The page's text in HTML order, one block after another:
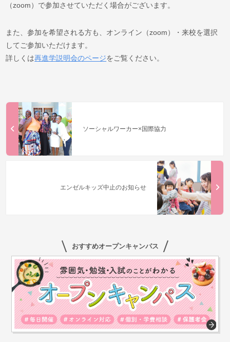
（zoom）で参加させていただく場合がございます。
また、参加を希望される方も、オンライン（zoom）・来校を選択
してご参加いただけます。
詳しくは再進学説明会のページをご覧ください。
ソーシャルワーカー×国際協力
エンゼルキッズ中止のお知らせ
おすすめオープンキャンパス